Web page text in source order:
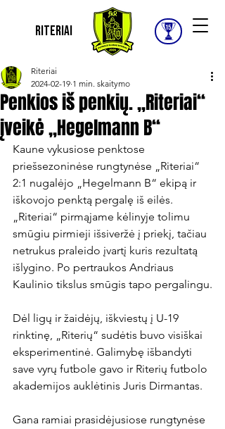
Riteriai
Penkios iš penkių. „Riteriai“
įveikė „Hegelmann B“
Riteriai
2024-02-19 1 min. skaitymo
Kaune vykusiose penktose
priešsezoninėse rungtynėse „Riteriai“
2:1 nugalėjo „Hegelmann B“ ekipą ir
iškovojo penktą pergalę iš eilės.
„Riteriai“ pirmąjame kėlinyje tolimu
smūgiu pirmieji išsiveržė į priekį, tačiau
netrukus praleido įvartį kuris rezultatą
išlygino. Po pertraukos Andriaus
Kaulinio tikslus smūgis tapo pergalingu.
Dėl ligų ir žaidėjų, iškviestų į U-19
rinktinę, „Riterių“ sudėtis buvo visiškai
eksperimentinė. Galimybę išbandyti
save vyrų futbole gavo ir Riterių futbolo
akademijos auklėtinis Juris Dirmantas.
Gana ramiai prasidėjusiose rungtynėse